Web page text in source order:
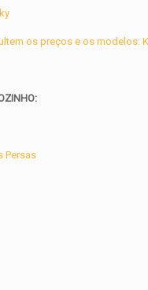
os preços e os modelos:
Persas